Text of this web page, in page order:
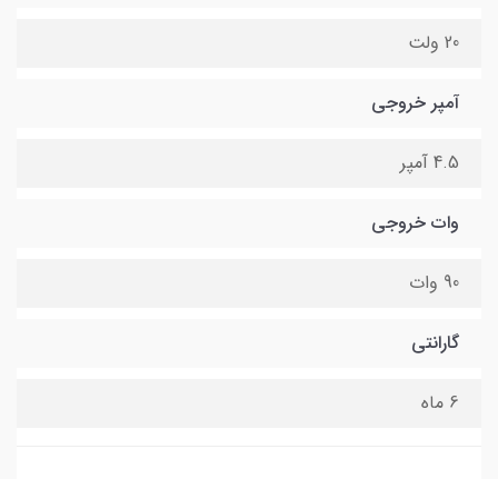
20 ولت
آمپر خروجی
4.5 آمپر
وات خروجی
90 وات
گارانتی
6 ماه